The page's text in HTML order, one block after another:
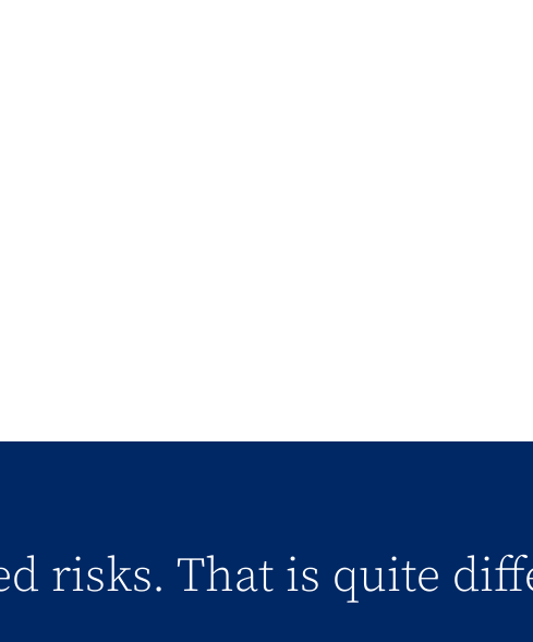
risks. That is quite